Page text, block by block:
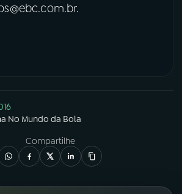
No Mundo da Bola
Compartilhe